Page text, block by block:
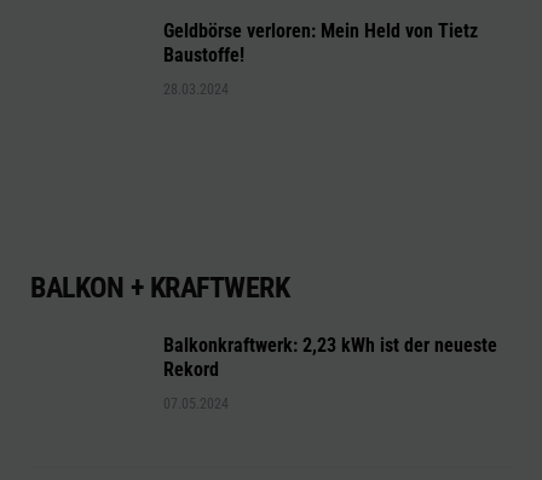
Geldbörse verloren: Mein Held von Tietz
Baustoffe!
28.03.2024
BALKON + KRAFTWERK
Balkonkraftwerk: 2,23 kWh ist der neueste
Rekord
07.05.2024